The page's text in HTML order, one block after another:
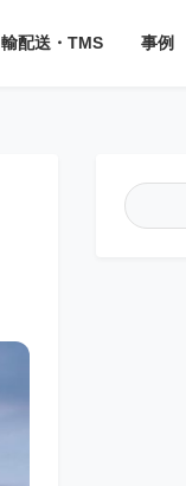
輸配送・TMS 事例